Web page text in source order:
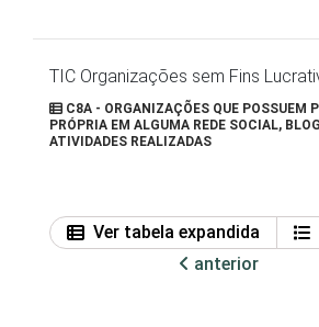
TIC Organizações sem Fins
C8A - ORGANIZAÇÕES QUE POSSUEM
PRÓPRIA EM ALGUMA REDE SOCIAL,
ATIVIDADES REALIZADAS
Ver tabela expandida
anterior